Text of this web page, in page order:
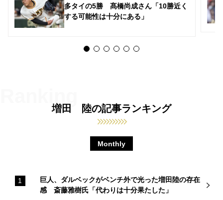
多タイの5勝 髙橋尚成さん「10勝近く
する可能性は十分にある」
増田 陸の記事ランキング
Monthly
巨人、ダルベックがベンチ外で光った増田陸の存在
感 斎藤雅樹氏「代わりは十分果たした」